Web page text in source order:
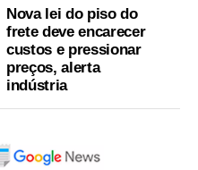
Nova lei do piso do
frete deve encarecer
custos e pressionar
preços, alerta
indústria